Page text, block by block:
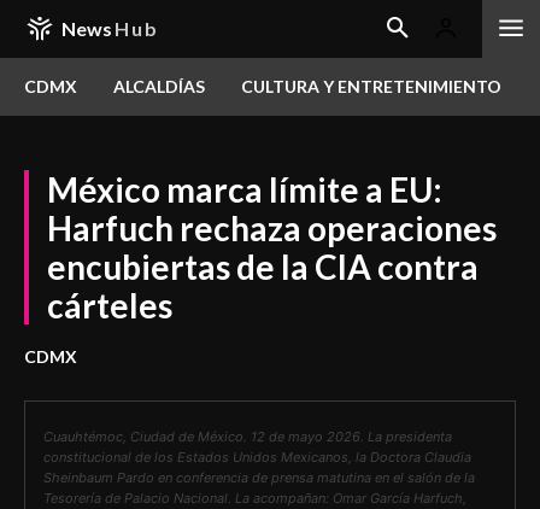
News Hub
CDMX ALCALDÍAS CULTURA Y ENTRETENIMIENTO
México marca límite a EU:
Harfuch rechaza operaciones
encubiertas de la CIA contra
cárteles
CDMX
Cuauhtémoc, Ciudad de México. 12 de mayo 2026. La presidenta
constitucional de los Estados Unidos Mexicanos, la Doctora Claudia
Sheinbaum Pardo en conferencia de prensa matutina en el salón de la
Tesorería de Palacio Nacional. La acompañan: Omar García Harfuch,